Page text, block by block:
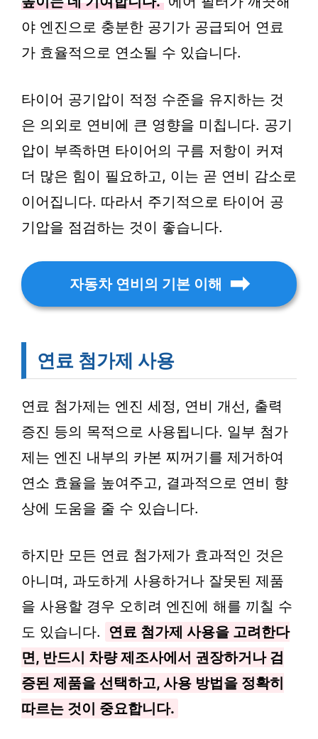
야 엔진으로 충분한 공기가 공급되어 연료
가 효율적으로 연소될 수 있습니다.
타이어 공기압이 적정 수준을 유지하는 것
은 의외로 연비에 큰 영향을 미칩니다. 공기
압이 부족하면 타이어의 구름 저항이 커져
더 많은 힘이 필요하고, 이는 곧 연비 감소로
이어집니다. 따라서 주기적으로 타이어 공
기압을 점검하는 것이 좋습니다.
자동차 연비의 기본 이해
연료 첨가제 사용
연료 첨가제는 엔진 세정, 연비 개선, 출력
증진 등의 목적으로 사용됩니다. 일부 첨가
제는 엔진 내부의 카본 찌꺼기를 제거하여
연소 효율을 높여주고, 결과적으로 연비 향
상에 도움을 줄 수 있습니다.
하지만 모든 연료 첨가제가 효과적인 것은
아니며, 과도하게 사용하거나 잘못된 제품
을 사용할 경우 오히려 엔진에 해를 끼칠 수
도 있습니다.
연료 첨가제 사용을 고려한다
면, 반드시 차량 제조사에서 권장하거나 검
증된 제품을 선택하고, 사용 방법을 정확히
따르는 것이 중요합니다.